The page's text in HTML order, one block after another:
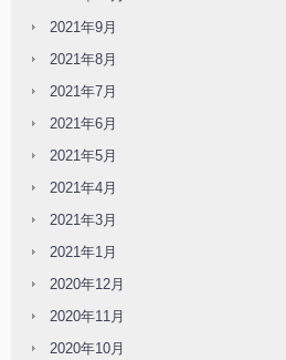
2021年9月
2021年8月
2021年7月
2021年6月
2021年5月
2021年4月
2021年3月
2021年1月
2020年12月
2020年11月
2020年10月